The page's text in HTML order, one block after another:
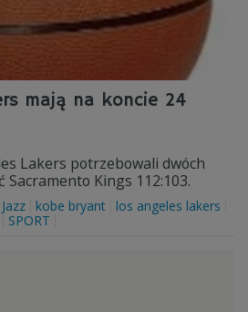
mają na koncie 24
Lakers potrzebowali dwóch
Kings 112:103.
Jazz kobe bryant
los angeles lakers
SPORT